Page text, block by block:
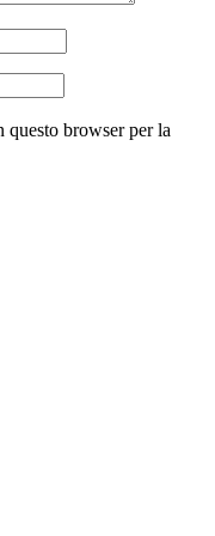
browser per la